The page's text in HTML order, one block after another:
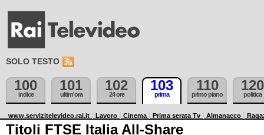
SOLO TESTO
100
indice
101
ultim'ora
102
24 ore
103
prima
110
primo piano
120
politica
www.servizitelevideo.rai.it Lavoro Cinema Prima serata Tv Almanacco
Titoli FTSE Italia All-Share